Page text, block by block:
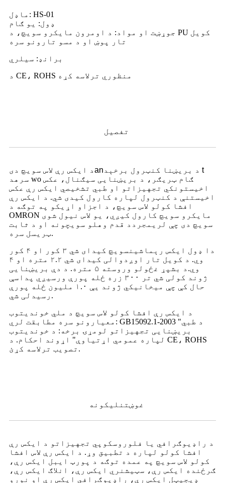
ماډل: HS-01
ډول: یو ګام
جوړښت او مواد: د اومرون مایکرو سویچ، د PU کویل
تار پوښ او د مسو تارونو سره
برانډ: سیلري
د CE، ROHS منظوري ترلاسه کړه
تفصیل
د ایکس رې لاس سویچ دیan د بریښنا کنټرول برخې د t
سره د wo ګام ټریګر، د بریښنایی سیګنال، عکس
اخیستونکي تجهیزاتو او طبي تشخیصي ایکس رې عکس
اخیستنې د کنټرول لپاره کارول کیدی شي. د ایکس رې
افشا کولو لاس سویچ، د اجزاو اړیکو په توګه د
OMRON مایکرو سویچ کارول کیږي، یو لاس نیول شوی
سویچ دی چې لري مجرد د قدم وهلو سویچونه او د ثابت
ټریسل سره.
دا ډول ایکس رې ماشین
سویچ کیدای شي ۳ کور او ۴ کور
وي. د کویل تار اوږدوالی کیدای شي ۲.۲ متره او ۴
وي.
د بشپړ غځولو وروسته ۵ متره. د دې بریښنایی
ژوند کولی شي تر ۳۰۰ زره ځله پورې ورسیږي پداسې
حال کې چې میخانیکي ژوند یې ۱.۰ ملیون ځله پورې
رسیدلی شي.
د ایکس رې افشا کولو لاس سویچ د ملي خوندیتوب
معیارونو سره مطابقت لري: GB15092.1-2003 "د طبي
بریښنایی تجهیزاتو لومړۍ برخه: د خوندیتوب
لپاره عمومي اړتیاوې" اړوند احکام. د CE، ROHS
تصویب ترلاسه کړئ.
غوښتنلیکونه
د راډیوګرافي یا فلوروسکوپي تجهیزاتو د ایکس رې
افشا کولو لپاره د تطبیق وړ. د ایکس رې لاس افشا
کولو لاس سویچ په عمده توګه د پورټ ایبل ایکس رې،
ګرځنده ایکس رې، سټیشنري ایکس رې، انلاګ ایکس رې،
ډیجیټل ایکس رې، راډیوګرافي ایکس رې او نورو